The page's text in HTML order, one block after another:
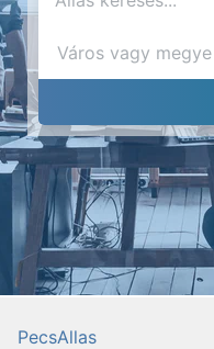
PecsAllas